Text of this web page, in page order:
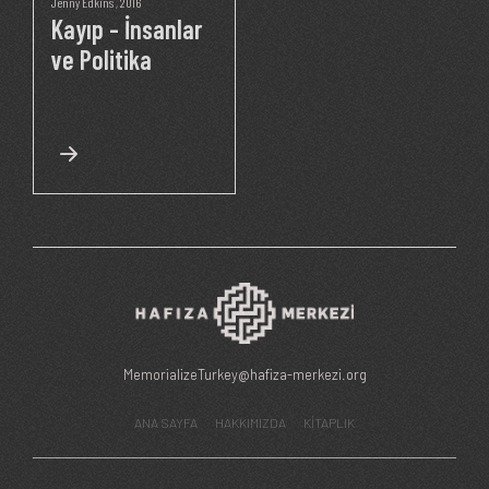
Kayıp - İnsanlar
ve Politika
MemorializeTurkey@hafiza-merkezi.org
ANA SAYFA HAKKIMIZDA KİTAPLIK